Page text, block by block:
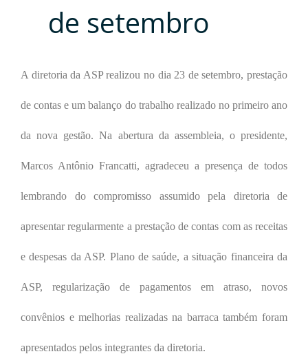
de setembro
A diretoria da ASP realizou no dia 23 de setembro, prestação
de contas e um balanço do trabalho realizado no primeiro ano
da nova gestão. Na abertura da assembleia, o presidente,
Marcos Antônio Francatti, agradeceu a presença de todos
lembrando do compromisso assumido pela diretoria de
apresentar regularmente a prestação de contas com as receitas
e despesas da ASP. Plano de saúde, a situação financeira da
ASP, regularização de pagamentos em atraso, novos
convênios e melhorias realizadas na barraca também foram
apresentados pelos integrantes da diretoria.